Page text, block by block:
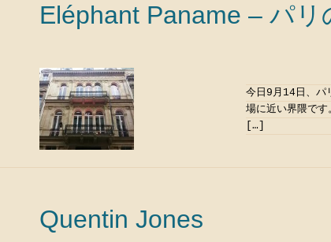
Eléphant Paname – パ
今日9月14日、パ
場に近い界隈で
[…]
Quentin Jones